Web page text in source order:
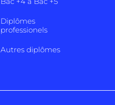
Diplômes
professionels
Autres diplômes